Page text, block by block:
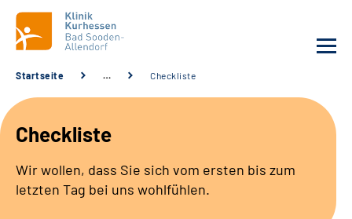
Unsere Klinik
Unsere Angebote
Service
Startseite … Checkliste
Checkliste
Wir wollen, dass Sie sich vom ersten bis zum
letzten Tag bei uns wohlfühlen.